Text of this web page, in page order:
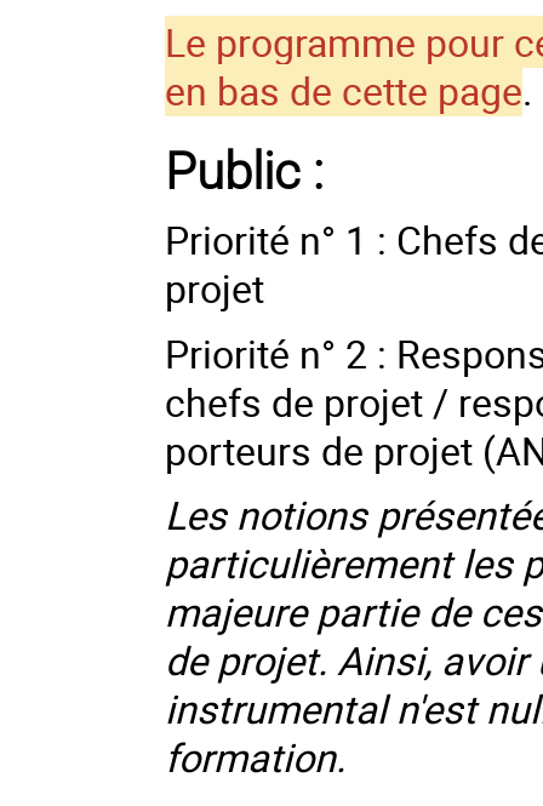
Le programme pour
en bas de cette page.
Public :
Priorité n° 1 : Chefs
projet
Priorité n° 2 :
chefs de projet /
porteurs de projet
Les notions
particulièrement les
majeure partie de
de projet. Ainsi,
instrumental n'est
formation.